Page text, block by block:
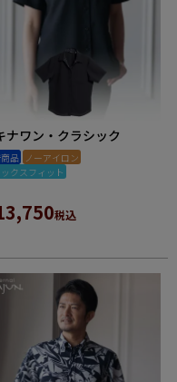
ナワン・クラシック
品 ノーアイロン
クスフィット
税込